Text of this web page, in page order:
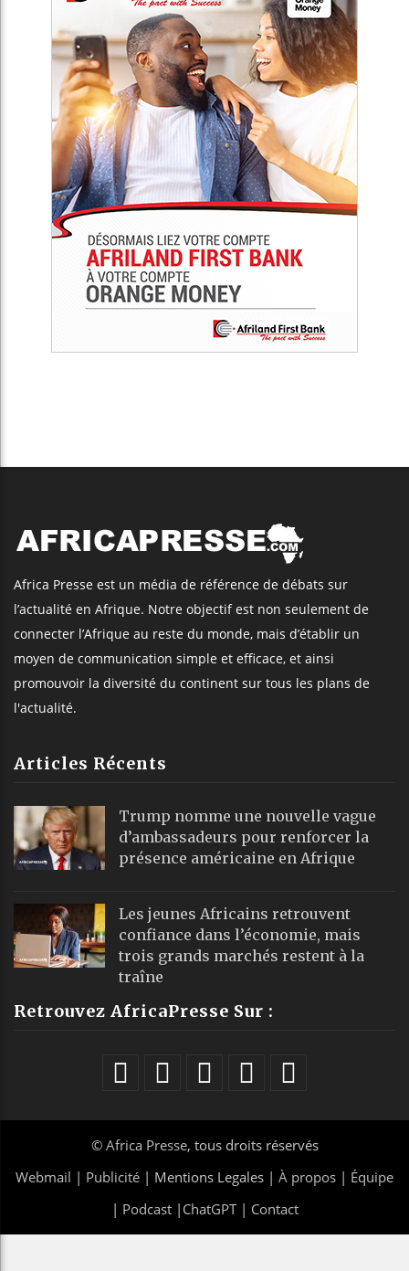
Africa Presse est un média de référence de débats sur
l’actualité en Afrique. Notre objectif est non seulement de
connecter l’Afrique au reste du monde, mais d’établir un
moyen de communication simple et efficace, et ainsi
promouvoir la diversité du continent sur tous les plans de
l'actualité.
Articles Récents
Trump nomme une nouvelle vague
d’ambassadeurs pour renforcer la
présence américaine en Afrique
Les jeunes Africains retrouvent
confiance dans l’économie, mais
trois grands marchés restent à la
traîne
Retrouvez AfricaPresse Sur :
© Africa Presse, tous droits réservés
Webmail | Publicité | Mentions Legales | À propos | Équipe
| Podcast| ChatGPT| Contact